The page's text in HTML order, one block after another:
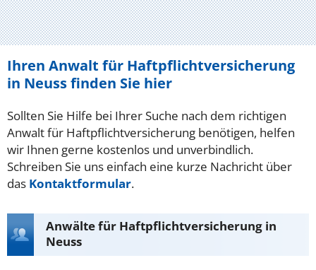
Ihren Anwalt für Haftpflichtversicherung
in Neuss finden Sie hier
Sollten Sie Hilfe bei Ihrer Suche nach dem richtigen
Anwalt für Haftpflichtversicherung benötigen, helfen
wir Ihnen gerne kostenlos und unverbindlich.
Schreiben Sie uns einfach eine kurze Nachricht über
das Kontaktformular.
Anwälte für Haftpflichtversicherung in
Neuss